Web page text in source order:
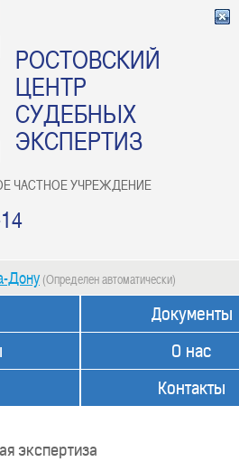
РОСТОВСКИЙ
ЦЕНТР
СУДЕБНЫХ
ЭКСПЕРТИЗ
ЧАСТНОЕ УЧРЕЖДЕНИЕ
Дону (Определен автоматически)
Документы
О нас
Контакты
экспертиза